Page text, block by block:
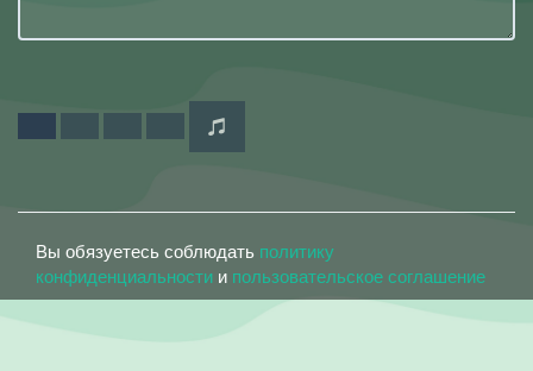
Вы обязуетесь соблюдать политику
конфиденциальности и пользовательское соглашение